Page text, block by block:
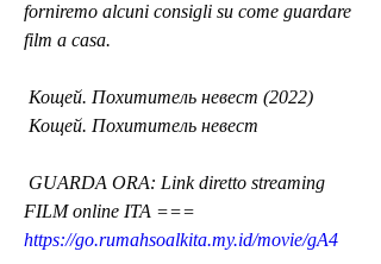
forniremo alcuni consigli su come guardare
film a casa.
Кощей. Похититель невест (2022)
Кощей. Похититель невест
https://go.rumahsoalkita.my.id/movie/gA4